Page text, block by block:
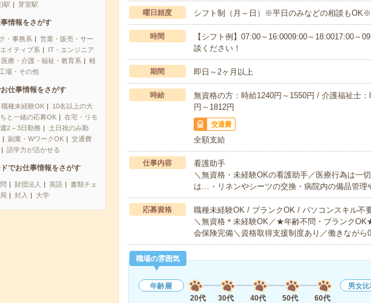
駅
芽室駅
情報をさがす
・事務系
営業・販売・サー
イティブ系
IT・エンジニア
医療・介護・福祉・教育系
軽
場・その他
仕事情報をさがす
職種未経験OK
10名以上の大
と一緒の応募OK
在宅・リモ
週2～3日勤務
土日祝のみ勤
副業・WワークOK
交通費
語学力が活かせる
ドでお仕事情報をさがす
財団法人 英語
書類チェ
封入 大学
曜日頻度 シフト制（月～日）※平日のみなどの相談も
時間
【シフト例】07:00～16:0009:00～18:0017:00
談ください！
期間 即日～2ヶ月以上
時給
無資格の方：時給1240円～1550円 / 介護福祉士
円～1812円
交通費
全額支給
仕事内容
看護助手
＼無資格・未経験OKの看護助手／医療行為は一
は…・リネンやシーツの交換・病院内の備品管
応募資格
職種未経験OK / ブランクOK / パソコンスキル不
＼無資格＊未経験OK／★年齢不問・ブランク
会保険完備＼資格取得支援制度あり／働きなが
職場の雰囲気
年齢層
20代
30代 40代 50代 60代
男女